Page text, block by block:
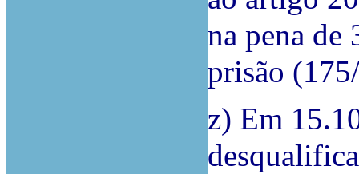
na pena de
prisão
z) Em